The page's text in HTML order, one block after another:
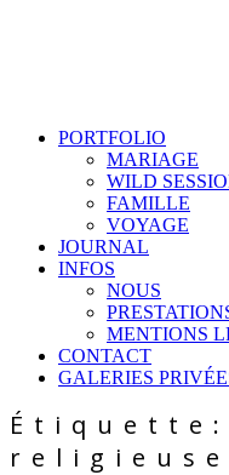
PORTFOLIO
MARIAGE
WILD
FAMILLE
VOYAGE
JOURNAL
INFOS
NOUS
MENTIONS
CONTACT
GALERIES
Étiquette:
religieuse